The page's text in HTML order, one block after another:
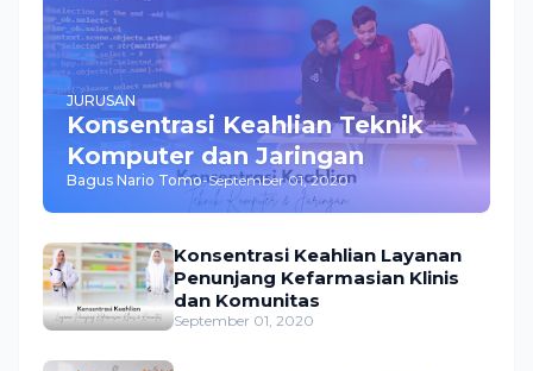
JURUSAN
Konsentrasi Keahlian Teknik
Komputer dan Jaringan
Bagus Nario Tomo-September 01, 2020
Konsentrasi Keahlian Layanan
Penunjang Kefarmasian Klinis
dan Komunitas
September 01, 2020